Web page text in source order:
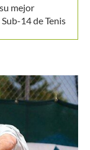
14 de Tenis